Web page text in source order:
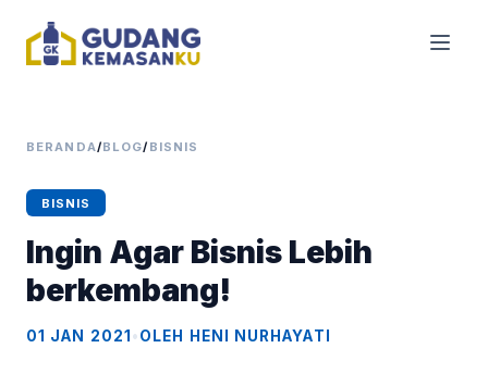
BERANDA/BLOG/ BISNIS
BISNIS
Ingin Agar Bisnis Lebih
berkembang!
01 JAN 2021 •OLEH HENI NURHAYATI